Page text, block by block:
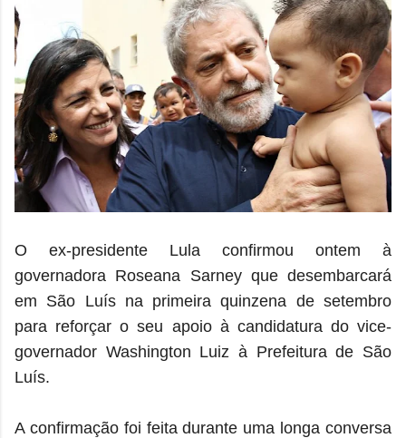
O ex-presidente Lula confirmou ontem à
governadora Roseana Sarney que desembarcará
em São Luís na primeira quinzena de setembro
para reforçar o seu apoio à candidatura do vice-
governador Washington Luiz à Prefeitura de São
Luís.
A confirmação foi feita durante uma longa conversa